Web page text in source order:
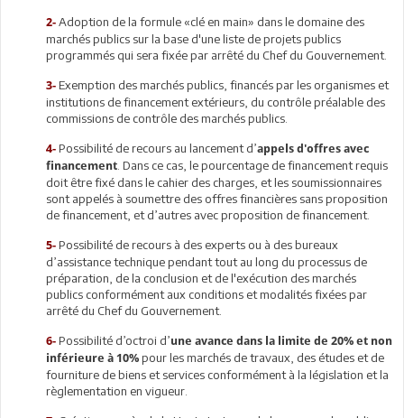
2- Adoption de la formule «clé en main» dans le domaine des
marchés publics sur la base d'une liste de projets publics
programmés qui sera fixée par arrêté du Chef du Gouvernement.
3- Exemption des marchés publics, financés par les organismes et
institutions de financement extérieurs, du contrôle préalable des
commissions de contrôle des marchés publics.
4- Possibilité de recours au lancement d’appels d'offres avec
financement . Dans ce cas, le pourcentage de financement requis
doit être fixé dans le cahier des charges, et les soumissionnaires
sont appelés à soumettre des offres financières sans proposition
de financement, et d’autres avec proposition de financement.
5- Possibilité de recours à des experts ou à des bureaux
d’assistance technique pendant tout au long du processus de
préparation, de la conclusion et de l'exécution des marchés
publics conformément aux conditions et modalités fixées par
arrêté du Chef du Gouvernement.
6- Possibilité d’octroi d’une avance dans la limite de 20% et non
inférieure à 10% pour les marchés de travaux, des études et de
fourniture de biens et services conformément à la législation et la
règlementation en vigueur.